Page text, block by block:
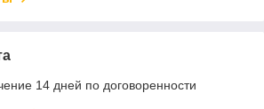
14 дней по договоренности